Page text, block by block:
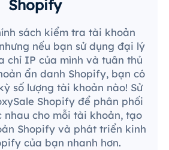
Shopify
sách kiểm tra tài khoản
nếu bạn sử dụng đại lý
chỉ IP của mình và tuân thủ
ẩn danh Shopify, bạn có
số lượng tài khoản nào! Sử
Shopify để phân phối
cho mỗi tài khoản, tạo
Shopify và phát triển kinh
của bạn nhanh hơn.